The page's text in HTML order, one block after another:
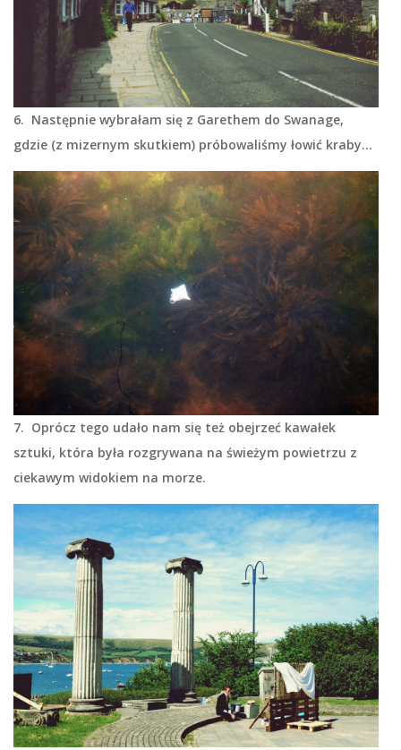
6. Następnie wybrałam się z Garethem do Swanage,
gdzie (z mizernym skutkiem) próbowaliśmy łowić kraby…
7. Oprócz tego udało nam się też obejrzeć kawałek
sztuki, która była rozgrywana na świeżym powietrzu z
ciekawym widokiem na morze.